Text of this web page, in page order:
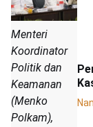
Menteri
Koordinator
Politik dan
Keamanan
(Menko
Polkam),